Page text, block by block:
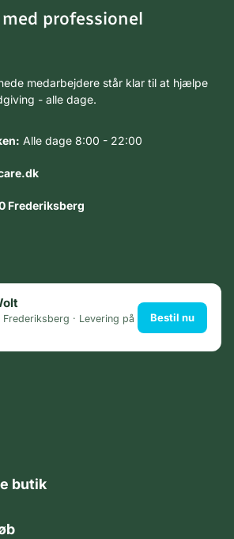
professionel
medarbejdere står klar til at hjælpe
- alle dage.
Alle dage 8:00 - 22:00
Frederiksberg
Frederiksberg · Levering på
Bestil nu
butik